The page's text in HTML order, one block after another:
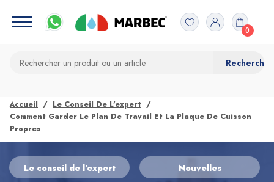
0
Accueil
Le Conseil De L'expert
Comment Garder Le Plan De Travail Et La Plaque De Cuisson
Propres
Le conseil de l'expert Nouvelles